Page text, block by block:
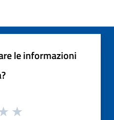
le informazioni